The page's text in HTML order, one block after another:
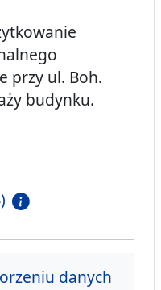
przy ul. Boh.
budynku.
danych